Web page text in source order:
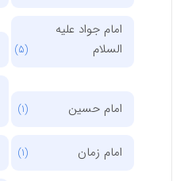
امام جواد علیه
السلام
امام حسین
امام زمان